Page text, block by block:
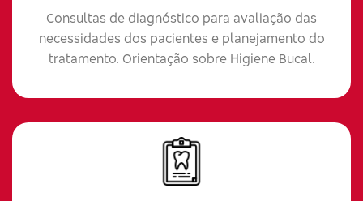
Consultas de diagnóstico para avaliação das
necessidades dos pacientes e planejamento do
tratamento. Orientação sobre Higiene Bucal.